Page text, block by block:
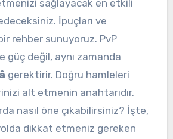
sağlayacak en etkili
İpuçları ve
rehber sunuyoruz. PvP
güç değil, aynı zamanda
gerektirir. Doğru hamleleri
alt etmenin anahtarıdır.
nasıl öne çıkabilirsiniz? İşte,
dikkat etmeniz gereken